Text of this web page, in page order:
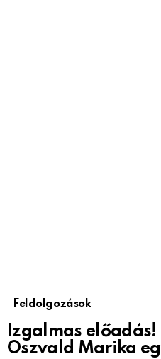
Feldolgozások
Izgalmas előadás!
Oszvald Marika